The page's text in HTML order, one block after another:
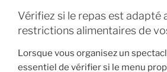
Vérifiez si le repas est adapté
restrictions alimentaires de
Lorsque vous organisez un
essentiel de vérifier si le menu